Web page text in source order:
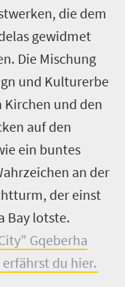
die dem
gewidmet
Die Mischung
und Kulturerbe
und den
auf den
ein buntes
an der
der einst
Bay lotste.
Gqeberha
du hier.